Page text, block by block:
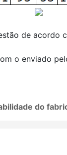
de acordo
o enviado
do